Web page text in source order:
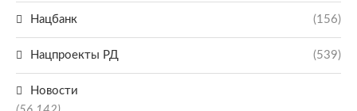
Нацбанк (156)
Нацпроекты РД (539)
Новости